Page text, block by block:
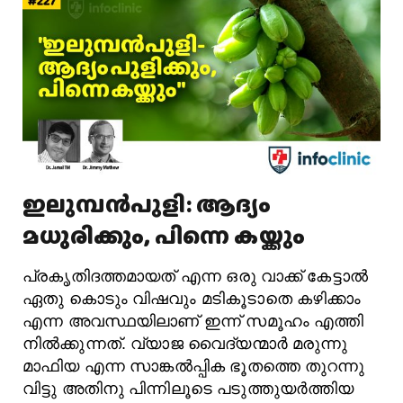
ഇലുമ്പൻപുളി: ആദ്യം
മധുരിക്കും, പിന്നെ കയ്ക്കും
പ്രകൃതിദത്തമായത് എന്ന ഒരു വാക്ക് കേട്ടാൽ
ഏതു കൊടും വിഷവും മടികൂടാതെ കഴിക്കാം
എന്ന അവസ്ഥയിലാണ് ഇന്ന് സമൂഹം എത്തി
നിൽക്കുന്നത്. വ്യാജ വൈദ്യന്മാർ മരുന്നു
മാഫിയ എന്ന സാങ്കൽപ്പിക ഭൂതത്തെ തുറന്നു
വിട്ടു അതിനു പിന്നിലൂടെ പടുത്തുയർത്തിയ